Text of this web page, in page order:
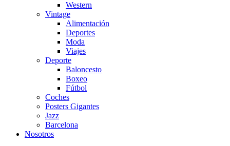
Western
Vintage
Alimentación
Deportes
Moda
Viajes
Deporte
Baloncesto
Boxeo
Fútbol
Coches
Posters Gigantes
Jazz
Barcelona
Nosotros